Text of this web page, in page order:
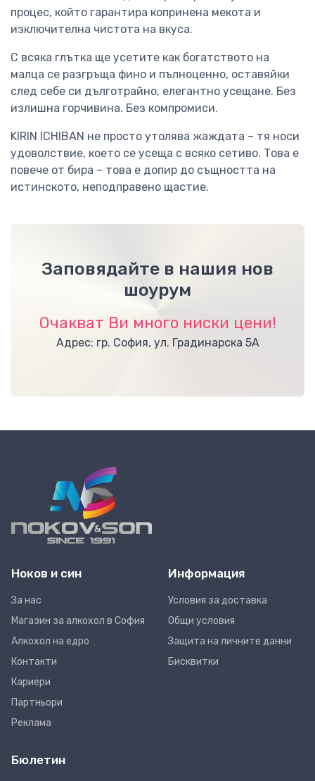
процес, който гарантира копринена мекота и
изключителна чистота на вкуса.
С всяка глътка ще усетите как богатството на
малца се разгръща фино и пълноценно, оставяйки
след себе си дълготрайно, елегантно усещане. Без
излишна горчивина. Без компромиси.
KIRIN ICHIBAN не просто утолява жаждата – тя носи
удоволствие, което се усеща с всяко сетиво. Това е
повече от бира – това е допир до същността на
истинското, неподправено щастие.
Заповядайте в нашия нов
шоурум
Очакват Ви много ниски цени!
Адрес: гр. София, ул. Градинарска 5А
Ноков и син
За нас
Магазин за алкохол в София
Алкохол на едро
Контакти
Кариери
Партньори
Реклама
Информация
Условия за доставка
Общи условия
Защита на личните данни
Бисквитки
Бюлетин